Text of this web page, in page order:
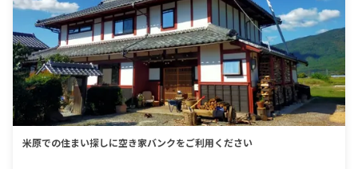
米原での住まい探しに空き家バンクをご利用ください